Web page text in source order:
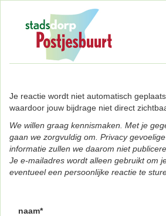
Je reactie wordt niet automatisch
waardoor jouw bijdrage niet direct
We willen graag kennismaken. Met je
gaan we zorgvuldig om. Privacy gevoelige
informatie zullen we daarom niet
Je e-mailadres wordt alleen gebruikt om
eventueel een persoonlijke reactie te
naam*